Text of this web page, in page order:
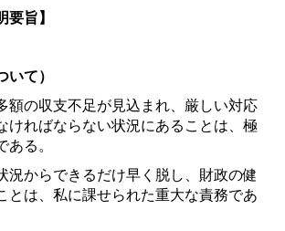
要旨】
いて）
額の収支不足が見込まれ、厳しい対応
ければならない状況にあることは、極
る。
からできるだけ早く脱し、財政の健
とは、私に課せられた重大な責務であ